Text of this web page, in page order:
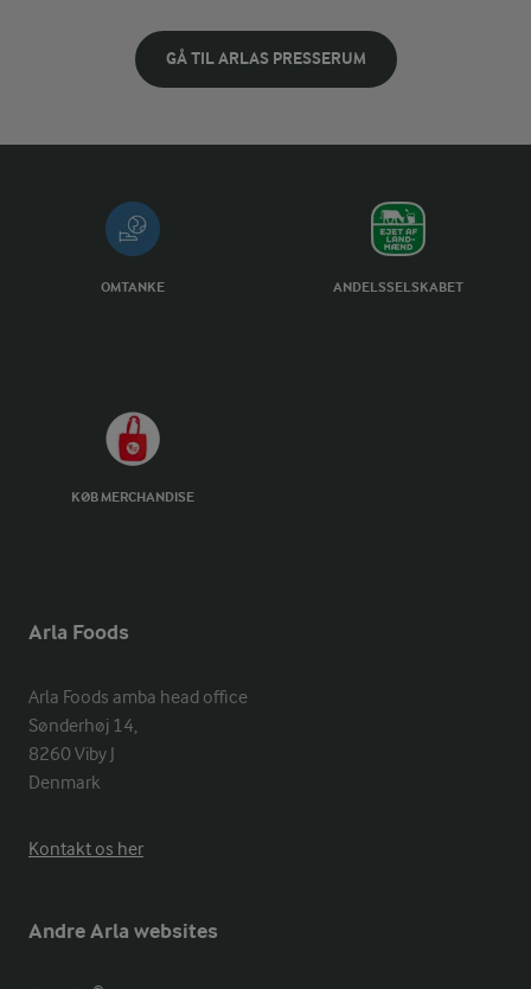
GÅ TIL ARLAS PRESSERUM
OMTANKE ANDELSSELSKABET
KØB MERCHANDISE
Arla Foods
Arla Foods amba head office
Sønderhøj 14,
8260 Viby J
Denmark
Kontakt os her
Andre Arla websites